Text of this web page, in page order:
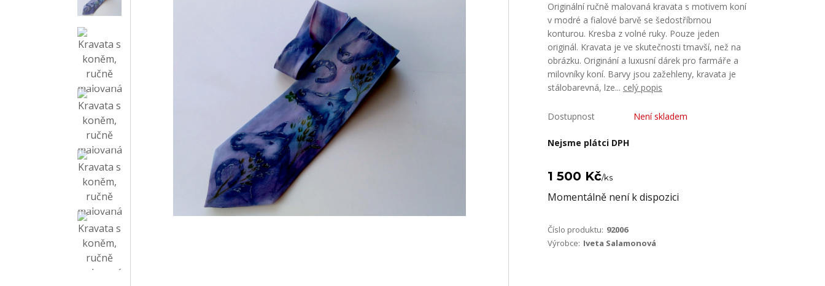
Originální ručně malovaná kravata s motivem koní
v modré a fialové barvě se šedostříbrnou
konturou. Kresba z volné ruky. Pouze jeden
originál. Kravata je ve skutečnosti tmavší, než na
obrázku. Originání a luxusní dárek pro farmáře a
milovníky koní. Barvy jsou zažehleny, kravata je
stálobarevná, lze... celý popis
Dostupnost Není skladem
Nejsme plátci DPH
1 500 Kč/ks
Momentálně není k dispozici
Číslo produktu: 92006
Výrobce: Iveta Salamonová